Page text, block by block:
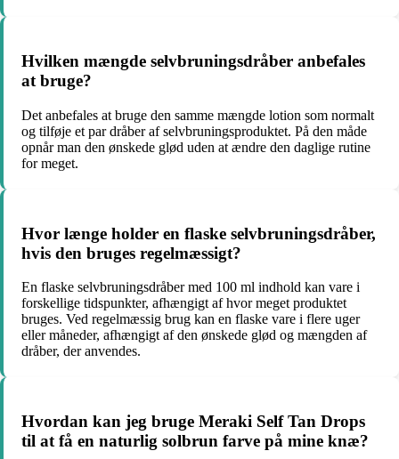
Hvilken mængde selvbruningsdråber anbefales
at bruge?
Det anbefales at bruge den samme mængde lotion som normalt
og tilføje et par dråber af selvbruningsproduktet. På den måde
opnår man den ønskede glød uden at ændre den daglige rutine
for meget.
Hvor længe holder en flaske selvbruningsdråber,
hvis den bruges regelmæssigt?
En flaske selvbruningsdråber med 100 ml indhold kan vare i
forskellige tidspunkter, afhængigt af hvor meget produktet
bruges. Ved regelmæssig brug kan en flaske vare i flere uger
eller måneder, afhængigt af den ønskede glød og mængden af
dråber, der anvendes.
Hvordan kan jeg bruge Meraki Self Tan Drops
til at få en naturlig solbrun farve på mine knæ?